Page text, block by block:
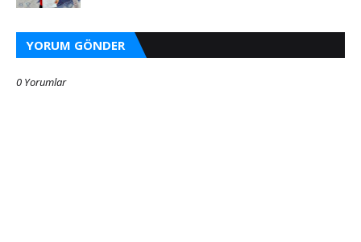
YORUM GÖNDER
0 Yorumlar